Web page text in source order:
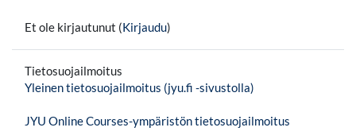
Et ole kirjautunut (Kirjaudu)
Tietosuojailmoitus
Yleinen tietosuojailmoitus (jyu.fi -sivustolla)
JYU Online Courses-ympäristön tietosuojailmoitus